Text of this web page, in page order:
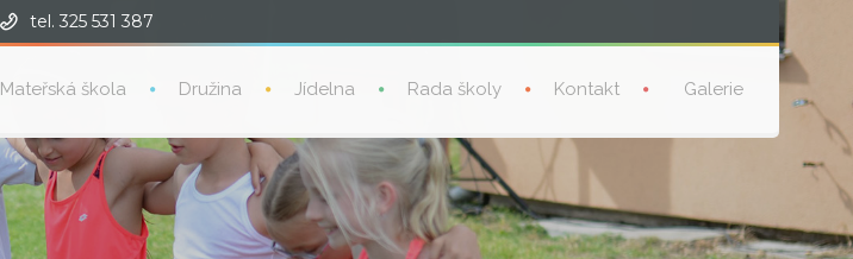
tel. 325 531 387
Mateřská škola Družina Jídelna Rada školy Kontakt Galerie